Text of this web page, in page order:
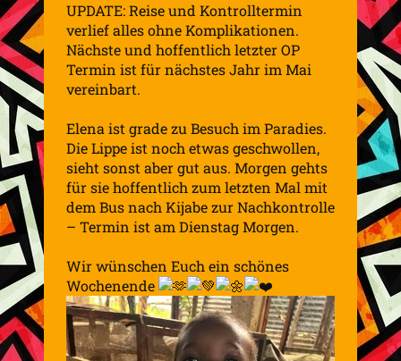
UPDATE: Reise und Kontrolltermin
verlief alles ohne Komplikationen.
Nächste und hoffentlich letzter OP
Termin ist für nächstes Jahr im Mai
vereinbart.
Elena ist grade zu Besuch im Paradies.
Die Lippe ist noch etwas geschwollen,
sieht sonst aber gut aus. Morgen gehts
für sie hoffentlich zum letzten Mal mit
dem Bus nach Kijabe zur Nachkontrolle
– Termin ist am Dienstag Morgen.
Wir wünschen Euch ein schönes
Wochenende